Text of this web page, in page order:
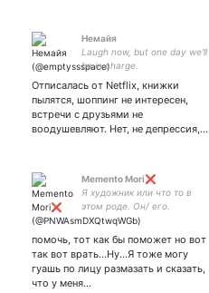
Немайя
Laugh now, but one day we'll
be in charge.
Отписалась от Netflix, книжки
пылятся, шоппинг не интересен,
встречи с друзьями не
воодушевляют. Нет, не депрессия,…
Memento Mori❌
Я художник или что то в
этом роде. Он/ его.
Обращение на "вы",
Высказываюсь по поводу и
без, не люблю фанатиков.
помочь, тот как бы поможет но вот
так вот врать...Ну...Я тоже могу
гуашь по лицу размазать и сказать,
что у меня…